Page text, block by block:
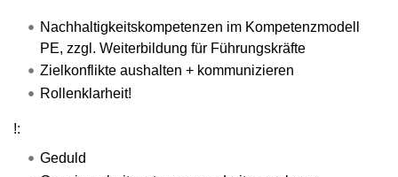
Nachhaltigkeitskompetenzen im Kompetenzmodell
PE, zzgl. Weiterbildung für Führungskräfte
Zielkonflikte aushalten + kommunizieren
Rollenklarheit!
!:
Geduld